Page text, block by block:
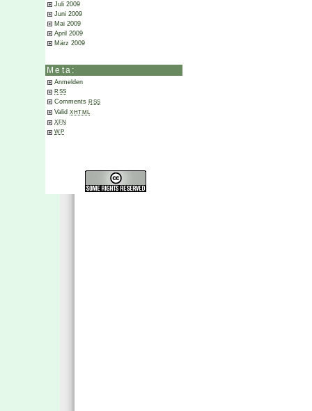
Juli 2009
Juni 2009
Mai 2009
April 2009
März 2009
Meta:
Anmelden
RSS
Comments RSS
Valid XHTML
XFN
WP